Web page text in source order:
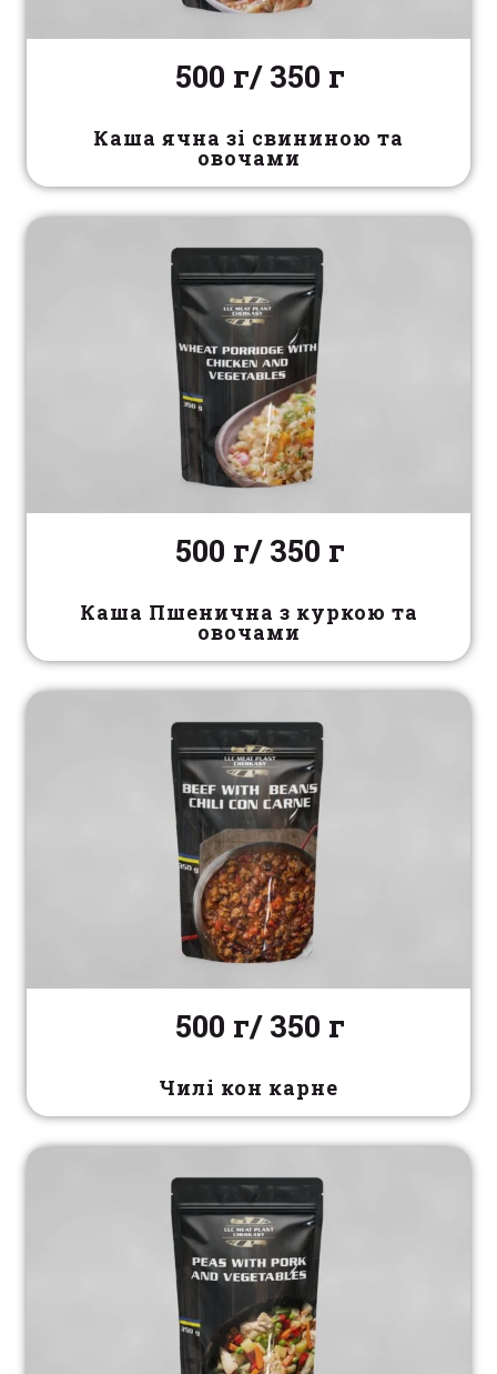
500 г/ 350 г
Каша ячна зі свининою та
овочами
500 г/ 350 г
Каша Пшенична з куркою та
овочами
500 г/ 350 г
Чилі кон карне